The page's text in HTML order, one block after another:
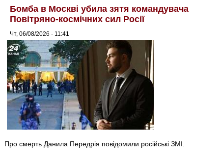
Бомба в Москві убила зятя командувача
Повітряно-космічних сил Росії
Чт, 06/08/2026 - 11:41
Про смерть Данила Передрія повідомили російські ЗМІ.